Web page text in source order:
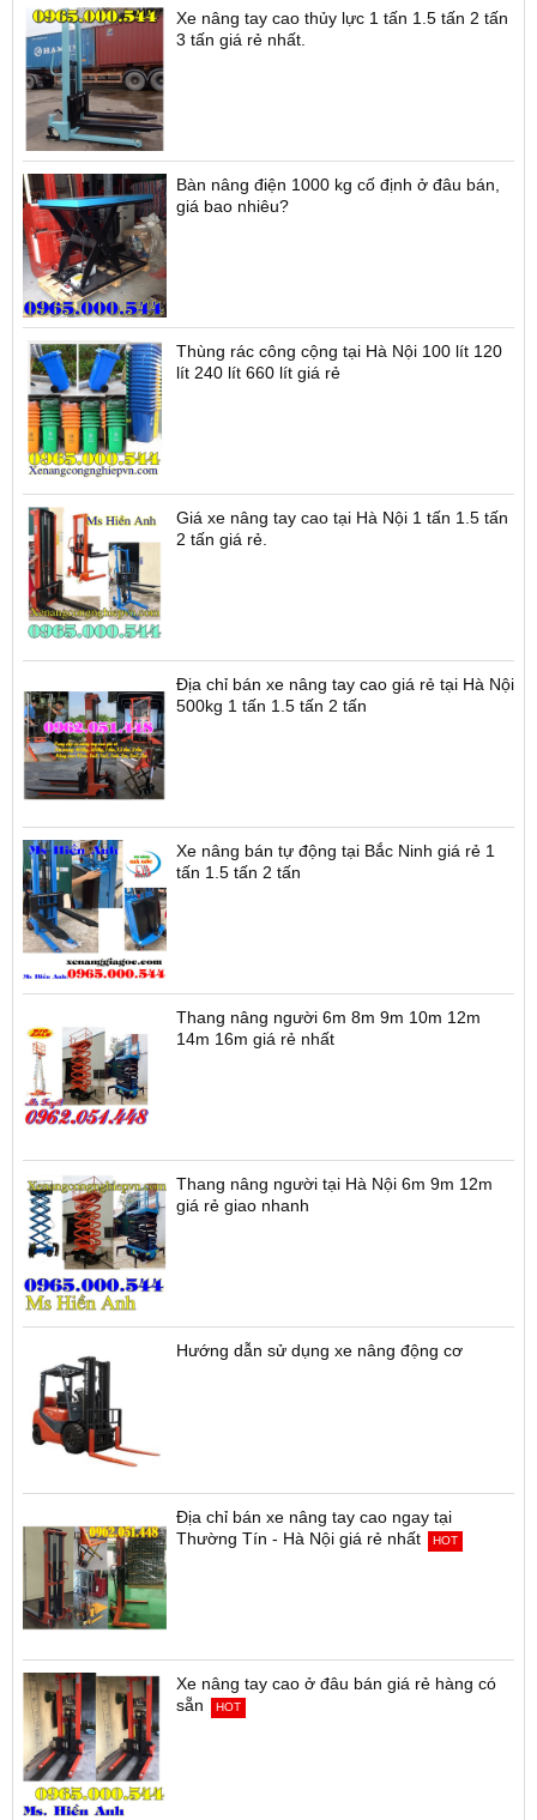
Xe nâng tay cao thủy lực 1 tấn 1.5 tấn 2 tấn
3 tấn giá rẻ nhất.
Bàn nâng điện 1000 kg cố định ở đâu bán,
giá bao nhiêu?
Thùng rác công cộng tại Hà Nội 100 lít 120
lít 240 lít 660 lít giá rẻ
Giá xe nâng tay cao tại Hà Nội 1 tấn 1.5 tấn
2 tấn giá rẻ.
Địa chỉ bán xe nâng tay cao giá rẻ tại Hà Nội
500kg 1 tấn 1.5 tấn 2 tấn
Xe nâng bán tự động tại Bắc Ninh giá rẻ 1
tấn 1.5 tấn 2 tấn
Thang nâng người 6m 8m 9m 10m 12m
14m 16m giá rẻ nhất
Thang nâng người tại Hà Nội 6m 9m 12m
giá rẻ giao nhanh
Hướng dẫn sử dụng xe nâng động cơ
Địa chỉ bán xe nâng tay cao ngay tại
Thường Tín - Hà Nội giá rẻ nhất
HOT
Xe nâng tay cao ở đâu bán giá rẻ hàng có
sẵn
HOT